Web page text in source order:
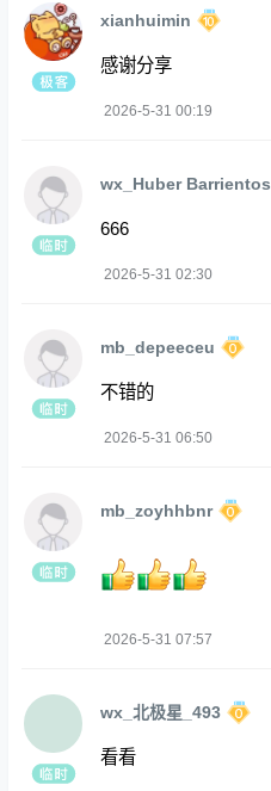
xianhuimin
感谢分享
2026-5-31 00:19
wx_Huber Barrientos
666
2026-5-31 02:30
mb_depeeceu
不错的
2026-5-31 06:50
mb_zoyhhbnr
2026-5-31 07:57
wx_北极星_493
看看